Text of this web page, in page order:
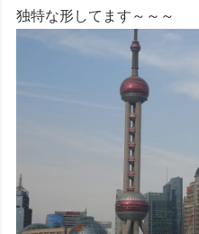
独特な形してます～～～